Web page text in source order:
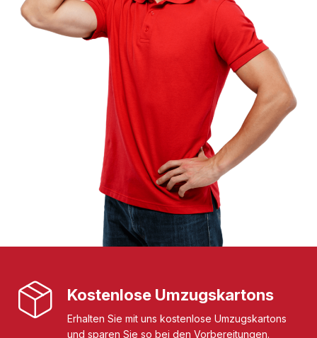
Kostenlose Umzugskartons
Erhalten Sie mit uns kostenlose Umzugskartons
und sparen Sie so bei den Vorbereitungen.